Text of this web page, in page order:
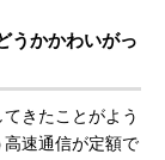
うかかわいがっ
きたことがよう
速通信が定額で